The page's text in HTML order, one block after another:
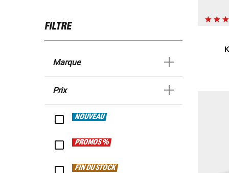
FILTRE
Marque
Prix
NOUVEAU
PROMOS %
FIN DU STOCK